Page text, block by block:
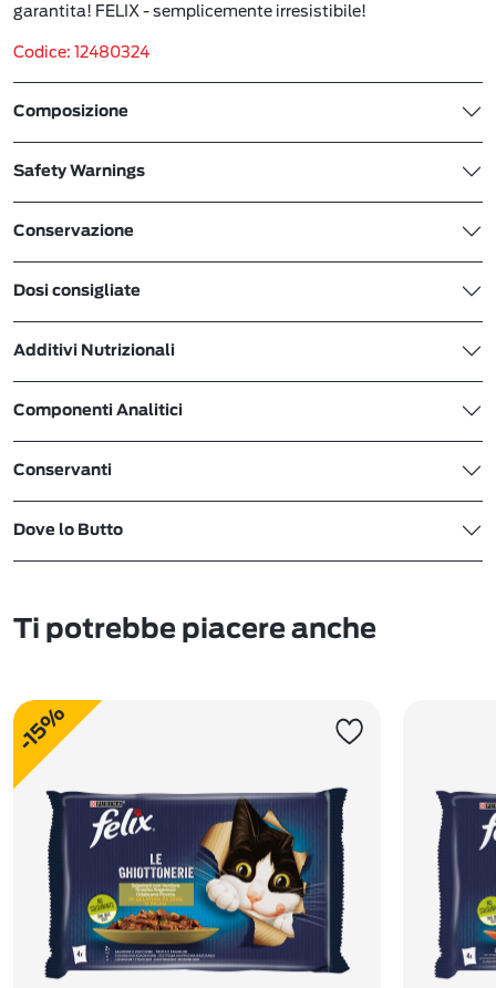
garantita! FELIX - semplicemente irresistibile!
Codice: 12480324
Composizione
Safety Warnings
Conservazione
Dosi consigliate
Additivi Nutrizionali
Componenti Analitici
Conservanti
Dove lo Butto
Ti potrebbe piacere anche
-15%